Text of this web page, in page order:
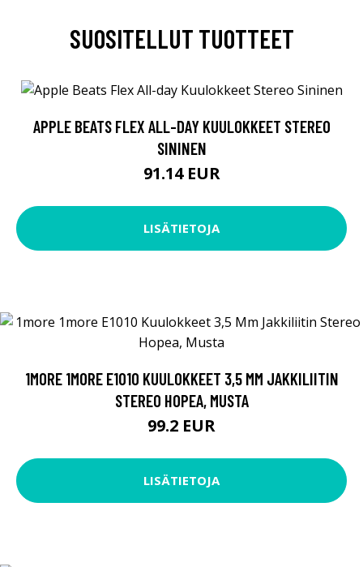
SUOSITELLUT TUOTTEET
APPLE BEATS FLEX ALL-DAY KUULOKKEET STEREO
SININEN
91.14 EUR
LISÄTIETOJA
1MORE 1MORE E1010 KUULOKKEET 3,5 MM JAKKILIITIN
STEREO HOPEA, MUSTA
99.2 EUR
LISÄTIETOJA